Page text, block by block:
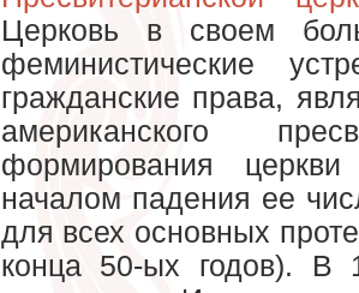
Церковь в своем
феминистические
гражданские права,
американского
формирования
началом падения ее
для всех основных
конца 50-ых годов). В